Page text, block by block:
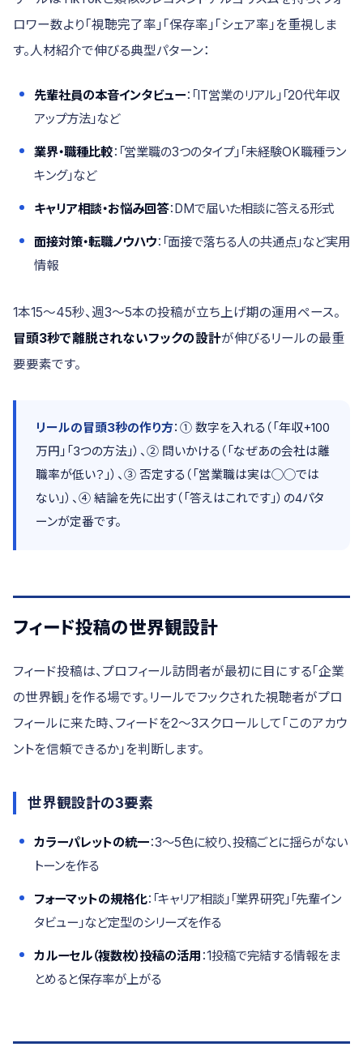
ロワー数より「視聴完了率」「保存率」「シェア率」を重視しま
す。人材紹介で伸びる典型パターン：
先輩社員の本音インタビュー：「IT営業のリアル」「20代年収
アップ方法」など
業界・職種比較：「営業職の3つのタイプ」「未経験OK職種ラン
キング」など
キャリア相談・お悩み回答：DMで届いた相談に答える形式
面接対策・転職ノウハウ：「面接で落ちる人の共通点」など実用
情報
1本15〜45秒、週3〜5本の投稿が立ち上げ期の運用ペース。
冒頭3秒で離脱されないフックの設計が伸びるリールの最重
要要素です。
リールの冒頭3秒の作り方：① 数字を入れる（「年収+100
万円」「3つの方法」）、② 問いかける（「なぜあの会社は離
職率が低い？」）、③ 否定する（「営業職は実は◯◯では
ない」）、④ 結論を先に出す（「答えはこれです」）の4パタ
ーンが定番です。
フィード投稿の世界観設計
フィード投稿は、プロフィール訪問者が最初に目にする「企業
の世界観」を作る場です。リールでフックされた視聴者がプロ
フィールに来た時、フィードを2〜3スクロールして「このアカウ
ントを信頼できるか」を判断します。
世界観設計の3要素
カラーパレットの統一：3〜5色に絞り、投稿ごとに揺らがない
トーンを作る
フォーマットの規格化：「キャリア相談」「業界研究」「先輩イン
タビュー」など定型のシリーズを作る
カルーセル（複数枚）投稿の活用 ：1投稿で完結する情報をま
とめると保存率が上がる